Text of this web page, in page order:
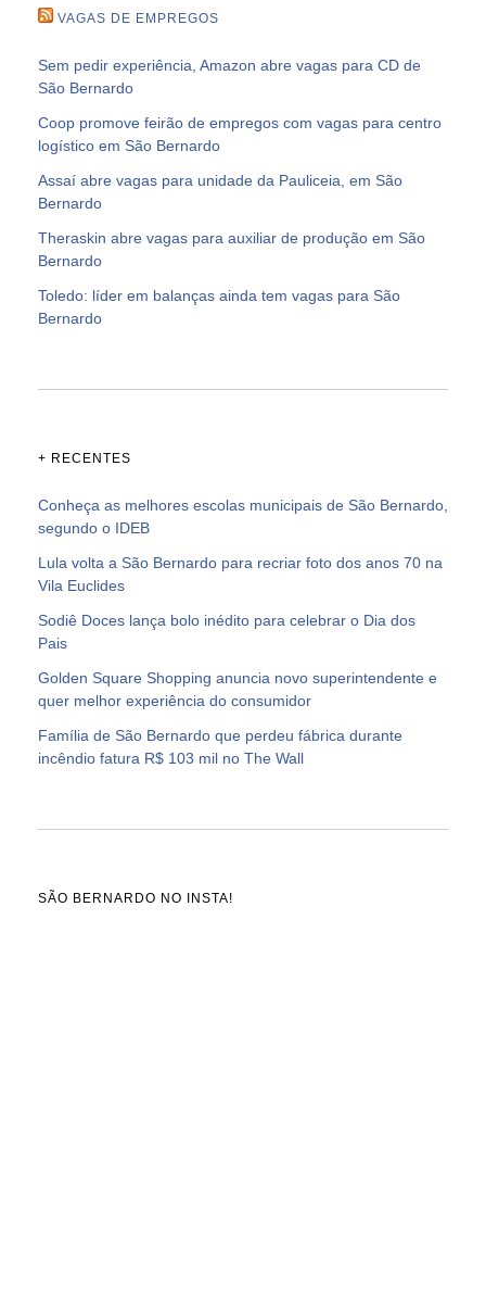
VAGAS DE EMPREGOS
Sem pedir experiência, Amazon abre vagas para CD de
São Bernardo
Coop promove feirão de empregos com vagas para centro
logístico em São Bernardo
Assaí abre vagas para unidade da Pauliceia, em São
Bernardo
Theraskin abre vagas para auxiliar de produção em São
Bernardo
Toledo: líder em balanças ainda tem vagas para São
Bernardo
+ RECENTES
Conheça as melhores escolas municipais de São Bernardo,
segundo o IDEB
Lula volta a São Bernardo para recriar foto dos anos 70 na
Vila Euclides
Sodiê Doces lança bolo inédito para celebrar o Dia dos
Pais
Golden Square Shopping anuncia novo superintendente e
quer melhor experiência do consumidor
Família de São Bernardo que perdeu fábrica durante
incêndio fatura R$ 103 mil no The Wall
SÃO BERNARDO NO INSTA!